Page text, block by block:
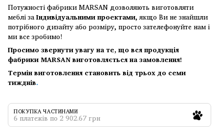
Потужності фабрики MARSAN дозволяють виготовляти
меблі заІндивідуальними проектами, якщо Ви не знайшли
потрібного дизайту або розміру, просто зателефонуйте нам і
ми все зробимо!
Просимо звернути увагу на те, що вся продукція
фабрики MARSAN виготовляється на замовлення!
Термін виготовлення становить від трьох до семи
тижднів.
ПОКУПКА ЧАСТИНАМИ
6 платежів по 2 902.67 грн